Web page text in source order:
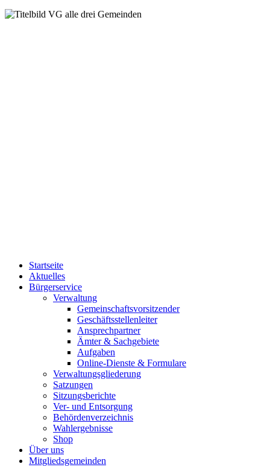
Startseite
Aktuelles
Bürgerservice
Verwaltung
Gemeinschaftsvorsitzender
Geschäftsstellenleiter
Ansprechpartner
Ämter & Sachgebiete
Aufgaben
Online-Dienste & Formulare
Verwaltungsgliederung
Satzungen
Sitzungsberichte
Ver- und Entsorgung
Behördenverzeichnis
Wahlergebnisse
Shop
Über uns
Mitgliedsgemeinden